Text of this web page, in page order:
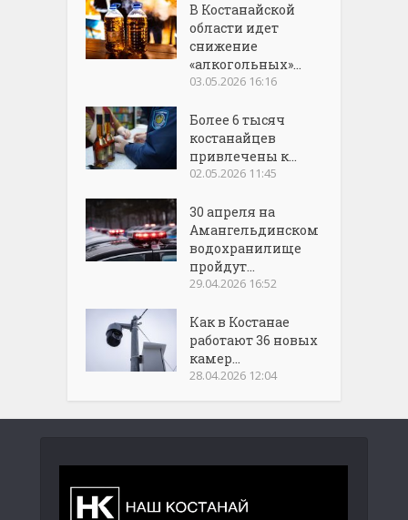
В Костанайской
области идет
снижение
«алкогольных»...
03.05.2026 16:16
Более 6 тысяч
костанайцев
привлечены к...
02.05.2026 11:45
30 апреля на
Амангельдинском
водохранилище
пройдут...
29.04.2026 16:52
Как в Костанае
работают 36 новых
камер...
28.04.2026 12:04